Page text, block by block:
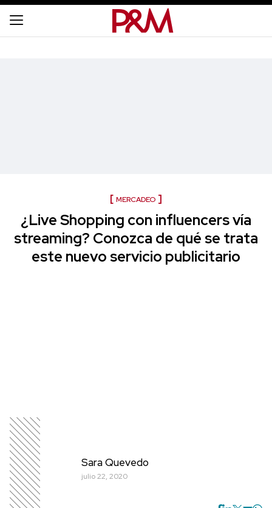
MERCADEO
¿Live Shopping con influencers vía
streaming? Conozca de qué se trata
este nuevo servicio publicitario
Sara Quevedo
julio 22, 2020